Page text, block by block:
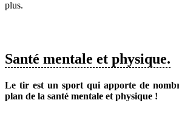
plus.
Santé mentale et physique.
Le tir est un sport qui apporte de
plan de la santé mentale et physique !